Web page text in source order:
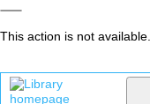
This action is not available.